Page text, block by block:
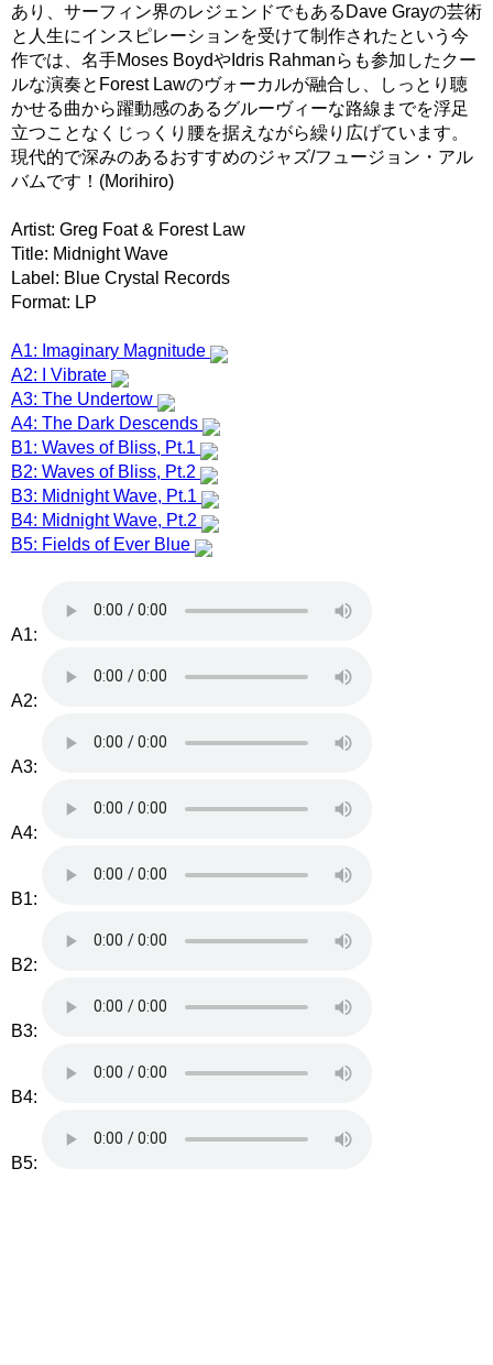
あり、サーフィン界のレジェンドでもあるDave Grayの芸術
と人生にインスピレーションを受けて制作されたという今
作では、名手Moses BoydやIdris Rahmanらも参加したクー
ルな演奏とForest Lawのヴォーカルが融合し、しっとり聴
かせる曲から躍動感のあるグルーヴィーな路線までを浮足
立つことなくじっくり腰を据えながら繰り広げています。
現代的で深みのあるおすすめのジャズ/フュージョン・アル
バムです！(Morihiro)
Artist: Greg Foat & Forest Law
Title: Midnight Wave
Label: Blue Crystal Records
Format: LP
A1: Imaginary Magnitude
A2: I Vibrate
A3: The Undertow
A4: The Dark Descends
B1: Waves of Bliss, Pt.1
B2: Waves of Bliss, Pt.2
B3: Midnight Wave, Pt.1
B4: Midnight Wave, Pt.2
B5: Fields of Ever Blue
A1:
A2:
A3:
A4:
B1:
B2:
B3:
B4:
B5: